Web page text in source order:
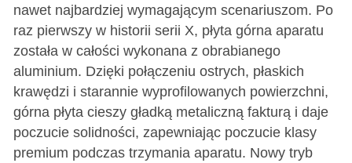
nawet najbardziej wymagającym scenariuszom. Po
raz pierwszy w historii serii X, płyta górna aparatu
została w całości wykonana z obrabianego
aluminium. Dzięki połączeniu ostrych, płaskich
krawędzi i starannie wyprofilowanych powierzchni,
górna płyta cieszy gładką metaliczną fakturą i daje
poczucie solidności, zapewniając poczucie klasy
premium podczas trzymania aparatu. Nowy tryb